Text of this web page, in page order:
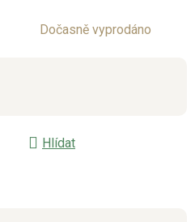
Dočasně vyprodáno
Hlídat